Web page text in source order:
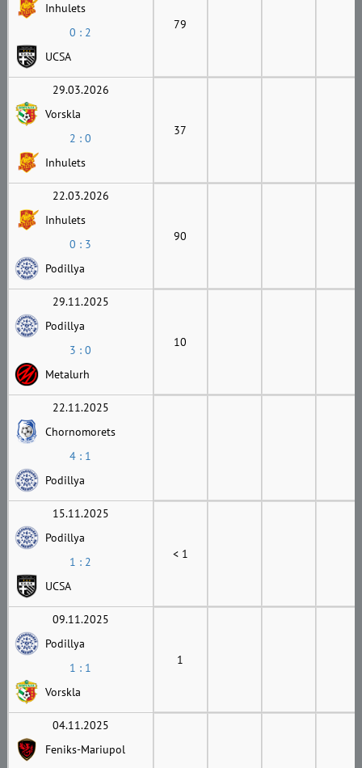
Inhulets
0 : 2
UCSA
79
29.03.2026
Vorskla
2 : 0
Inhulets
37
22.03.2026
Inhulets
0 : 3
Podillya
90
29.11.2025
Podillya
3 : 0
Metalurh
10
22.11.2025
Chornomorets
4 : 1
Podillya
15.11.2025
Podillya
1 : 2
UCSA
< 1
09.11.2025
Podillya
1 : 1
Vorskla
1
04.11.2025
Feniks-Mariupol